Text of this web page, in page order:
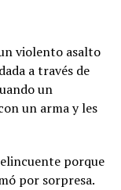
violento asalto
a través de
un
un arma y les
porque
por sorpresa.